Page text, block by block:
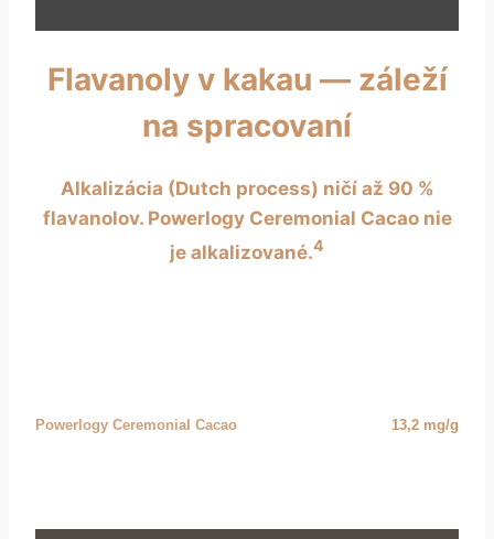
Flavanoly v kakau — záleží
na spracovaní
Alkalizácia (Dutch process) ničí až 90 %
flavanolov. Powerlogy Ceremonial Cacao nie
je alkalizované.4
Powerlogy Ceremonial Cacao 13,2 mg/g